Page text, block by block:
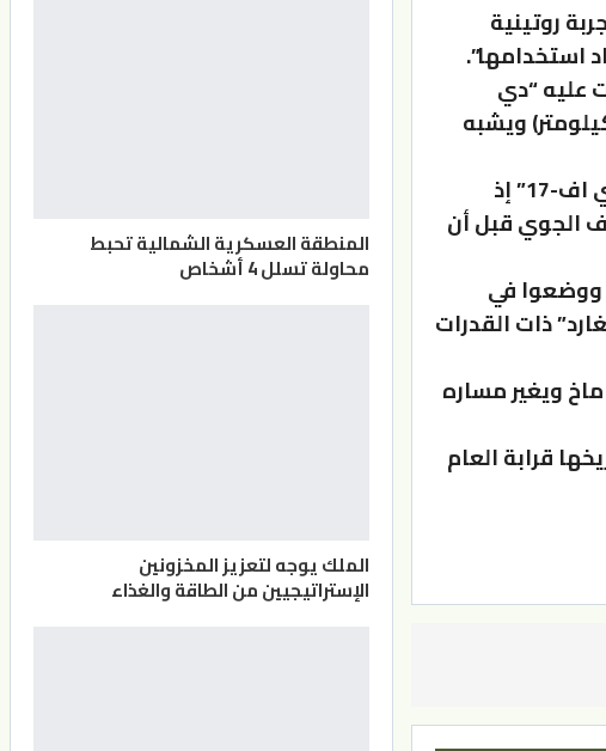
روتينية
استخدامها”.
أطلقت عليه “دي
ويشبه
لكن الصاروخ الذي تحدثت عنه فايننشال تايمز يختلف عن “دي اف-17” إذ
الجوي قبل أن
ووضعوا في
“أفانغارد” ذات القدرات
وتقول موسكو إن صاروخ “أفانغارد” يمكن أن يبلغ سرعة 27 ماخ ويغير مساره
قرابة العام
المنطقة العسكرية الشمالية تحبط
محاولة تسلل 4 أشخاص
الملك يوجه لتعزيز المخزونين
الإستراتيجيين من الطاقة والغذاء